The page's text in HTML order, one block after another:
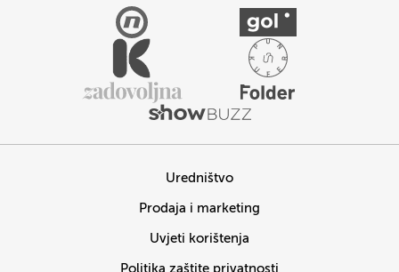
Uredništvo
Prodaja i marketing
Uvjeti korištenja
Politika zaštite privatnosti